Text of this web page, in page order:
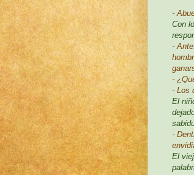
-
Con
-
-
- Los
El
-
El